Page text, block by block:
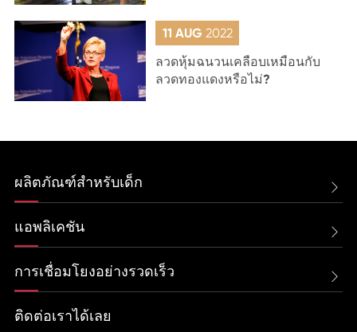
11 AUG 2022
ลวดหุ้มฉนวนเคลือบเหมือนกับ
ลวดทองแดงหรือไม่?
ผลิตภัณฑ์สำหรับเด็ก 
แอพลิเคชัน 
การเชื่อมโยงอย่างรวดเร็ว 
ติดต่อเราได้เลย